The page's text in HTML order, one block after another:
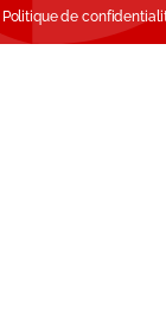
Politique de